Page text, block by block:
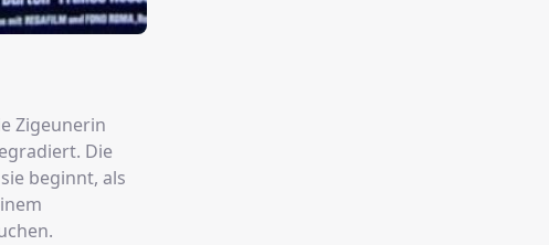
Zigeunerin
Die
beginnt, als